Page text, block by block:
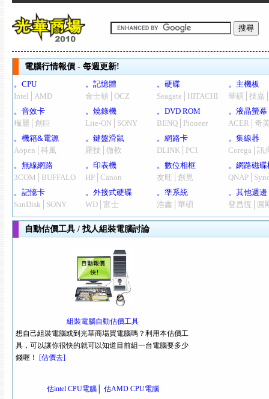
電腦行情報價 - 每週更新!
。CPU
Intel│AMD
。記憶體
金士頓│OCZ
。硬碟
Seagate│HITACHI
。主機板
華碩│技嘉
。音效卡
瑞麗│創巨
。燒錄機
Lite-ON│SONY
。DVD ROM
BENQ│Pioneer
。液晶螢幕
ACER│奇
。機箱&電源
Aopen│科風
。鍵盤滑鼠
羅技│微軟
。網路卡
DLINK│PCI
。集線器
Corega│訊
。無線網路
3COM│BUFFALO
。印表機
HP│Canon
。數位相框
友旺│創見
。網路磁碟
。記憶卡
SanDisk│SONY
。外接式硬碟
WD│富士
。準系統
浩鑫│華碩
。其他週邊
登昌恆│圓
自動估價工具 / 找人組裝電腦討論
組裝電腦自動估價工具
想自己組裝電腦或到光華商場買電腦嗎？利用本估價工
具，可以讓你很快的就可以知道目前組一台電腦要多少
錢喔！ [估價去]
估intel CPU電腦│ 估AMD CPU電腦